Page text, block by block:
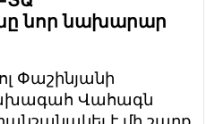
նոր նախարար
Փաշինյանի
Վահագն